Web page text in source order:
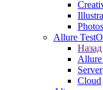
Allure
Назад
Allure
Server
Cloud